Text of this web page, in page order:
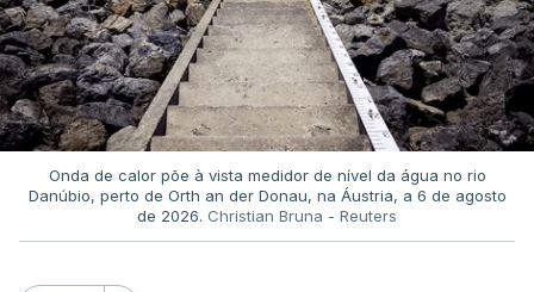
Onda de calor põe à vista medidor de nível da água no rio
Danúbio, perto de Orth an der Donau, na Áustria, a 6 de agosto
de 2026. Christian Bruna - Reuters